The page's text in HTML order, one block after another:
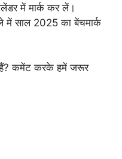
में मार्क कर लें।
में साल 2025 का बेंचमार्क
हैं? कमेंट करके हमें जरूर